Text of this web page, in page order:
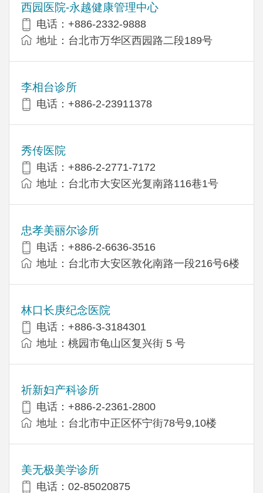
西园医院-永越健康管理中心
电话：+886-2332-9888
地址：台北市万华区西园路二段189号
李相台诊所
电话：+886-2-23911378
秀传医院
电话：+886-2-2771-7172
地址：台北市大安区光复南路116巷1号
忠孝美丽尔诊所
电话：+886-2-6636-3516
地址：台北市大安区敦化南路一段216号6楼
林口长庚纪念医院
电话：+886-3-3184301
地址：桃园市龟山区复兴街 5 号
祈新妇产科诊所
电话：+886-2-2361-2800
地址：台北市中正区怀宁街78号9,10楼
美无极美学诊所
电话：02-85020875